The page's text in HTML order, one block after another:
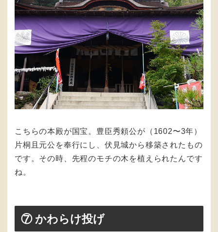
こちらの本殿が国宝。豊臣秀頼公が（1602〜3年）
片桐且元公を奉行にし、伏見城から移築されたもの
です。その時、先程のモチの木を植えられたんです
ね。
⑦ かわらけ投げ